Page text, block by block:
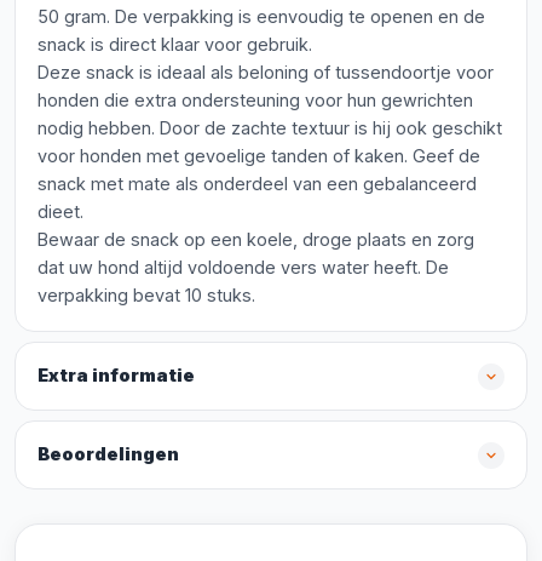
50 gram. De verpakking is eenvoudig te openen en de
snack is direct klaar voor gebruik.
Deze snack is ideaal als beloning of tussendoortje voor
honden die extra ondersteuning voor hun gewrichten
nodig hebben. Door de zachte textuur is hij ook geschikt
voor honden met gevoelige tanden of kaken. Geef de
snack met mate als onderdeel van een gebalanceerd
dieet.
Bewaar de snack op een koele, droge plaats en zorg
dat uw hond altijd voldoende vers water heeft. De
verpakking bevat 10 stuks.
Extra informatie
Beoordelingen